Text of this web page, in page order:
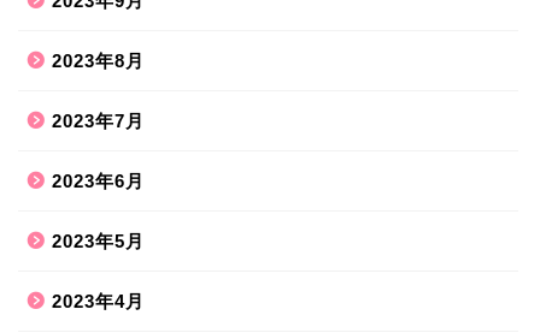
2023年8月
2023年7月
2023年6月
2023年5月
2023年4月